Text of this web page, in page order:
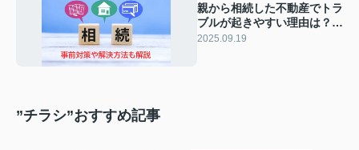
親から相続した不動産でトラ
ブルが起きやすい理由は？事
前対策や解決方法も解説
2025.09.19
”チラシ”おすすめ記事